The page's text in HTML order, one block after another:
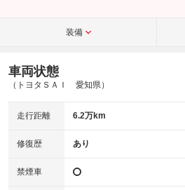
装備
車両状態
（トヨタＳＡＩ 愛知県）
走行距離 6.2万km
修復歴 あり
禁煙車